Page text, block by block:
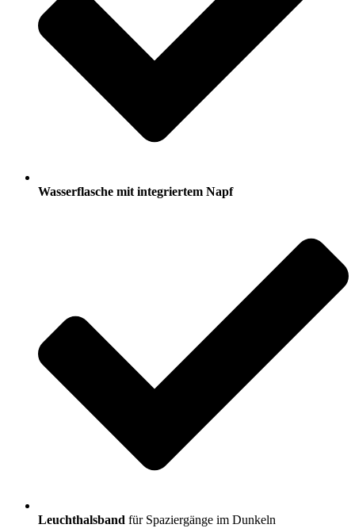
Wasserflasche mit integriertem Napf
Leuchthalsband für Spaziergänge im Dunkeln